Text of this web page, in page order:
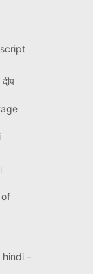
script
of
–